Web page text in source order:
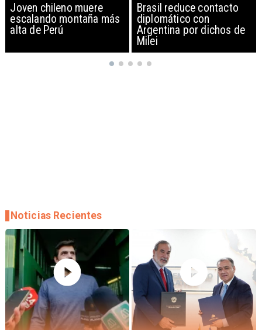
Brasil reduce contacto
diplomático con
Argentina por dichos de
China restringe
exportación de drones a
EEUU y sanciona
empresas
Noticias Recientes